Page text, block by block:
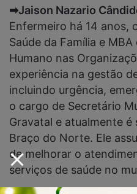
➡Jaison Nazario
Enfermeiro há 14 anos,
Saúde da Família e
Humano nas
experiência na gestão
incluindo urgência,
o cargo de Secretário
Gravatal e atualmente
Braço do Norte. Ele
de melhorar o
serviços de saúde no